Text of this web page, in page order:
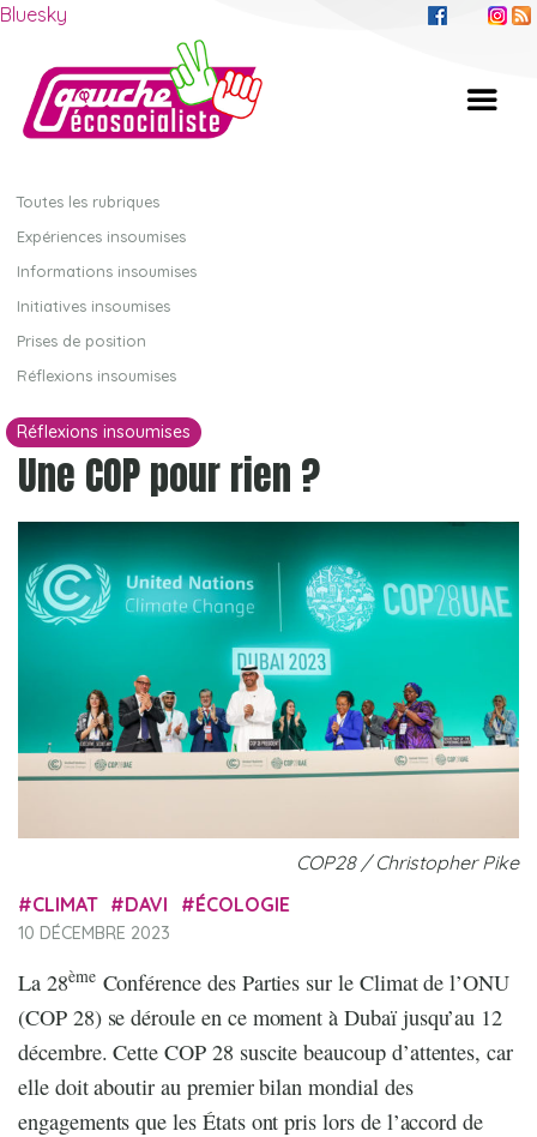
Bluesky
Toutes les rubriques
Expériences insoumises
Informations insoumises
Initiatives insoumises
Prises de position
Réflexions insoumises
Réflexions insoumises
Une COP pour rien ?
COP28 / Christopher Pike
CLIMAT
DAVI ÉCOLOGIE
10 DÉCEMBRE 2023
La 28èmeConférence des Parties sur le Climat de l’ONU
(COP 28) se déroule en ce moment à Dubaï jusqu’au 12
décembre. Cette COP 28 suscite beaucoup d’attentes, car
elle doit aboutir au premier bilan mondial des
engagements que les États ont pris lors de l’accord de